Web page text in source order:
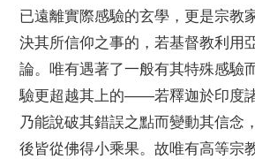
已遠離實際感驗的玄學 ， 更是宗教
決其所信仰之事的 ，若基督教利用
論。唯有遇著了一般有其特殊感驗
驗更超越其上的——若釋迦於印度
乃能說破其錯誤之點而變動其信念
後皆從佛得小乘果。故唯有高等宗